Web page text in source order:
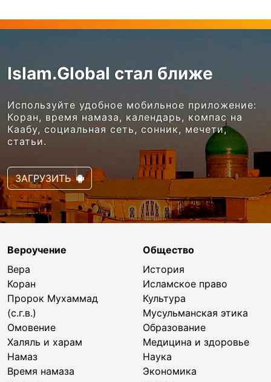
Islam.Global стал ближе
Используйте удобное мобильное приложение:
Коран, время намаза, календарь, компас на
Каабу, социальная сеть, сонник, мечети,
статьи.
ЗАГРУЗИТЬ
Вероучение
Вера
Коран
Пророк Мухаммад
(с.г.в.)
Омовение
Халяль и харам
Намаз
Время намаза
Общество
История
Исламское право
Культура
Мусульманская этика
Образование
Медицина и здоровье
Наука
Экономика